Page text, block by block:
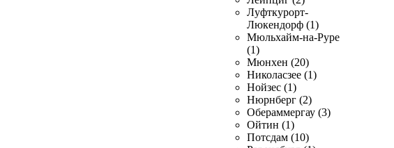
Луфткурорт-
Люкендорф (1)
Мюльхайм-на-Руре
(1)
Мюнхен (20)
Николасзее (1)
Нойзес (1)
Нюрнберг (2)
Обераммергау (3)
Ойтин (1)
Потсдам (10)